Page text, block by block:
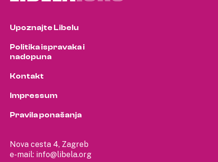
Nova cesta 4, Zagreb
e-mail: info@libela.org
Upoznajte Libelu
Politika ispravaka i
nadopuna
Kontakt
Impressum
Pravila ponašanja